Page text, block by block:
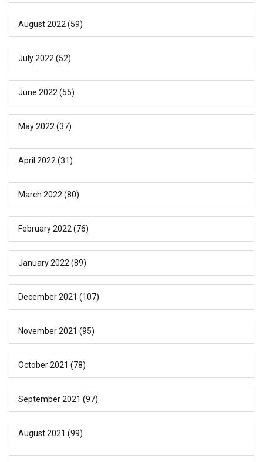
August 2022(59)
July 2022(52)
June 2022(55)
May 2022(37)
April 2022(31)
March 2022(80)
February 2022(76)
January 2022(89)
December 2021 (107)
November 2021 (95)
October 2021 (78)
September 2021 (97)
August 2021 (99)